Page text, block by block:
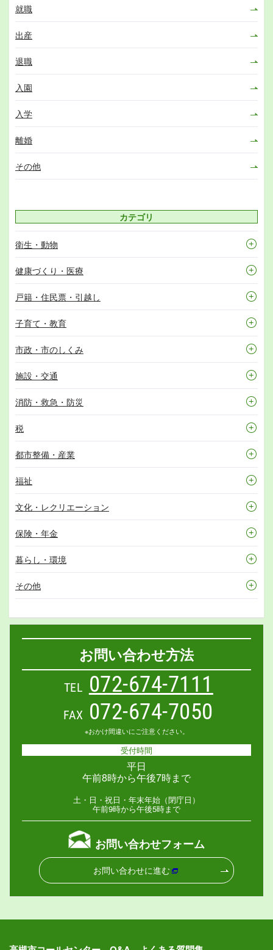
就職
出産
退職
入園
入学
離婚
その他
カテゴリ
衛生・動物
健康づくり・医療
戸籍・住民票・引越し
子育て・教育
市政・市のしくみ
施設・交通
消防・救急・防災
税
都市整備・産業
福祉
文化・レクリエーション
保険・年金
暮らし・環境
その他
お問い合わせ方法
TEL 072-674-7111
FAX 072-674-7050
※おかけ間違いにご注意ください。
受付時間
平日
午前8時から午後7時まで
土・日・祝日・年末年始（閉庁日）
午前9時から午後5時まで
お問い合わせフォーム
お問い合わせに進む